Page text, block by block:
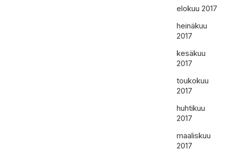
elokuu 2017
heinäkuu
2017
kesäkuu
2017
toukokuu
2017
huhtikuu
2017
maaliskuu
2017